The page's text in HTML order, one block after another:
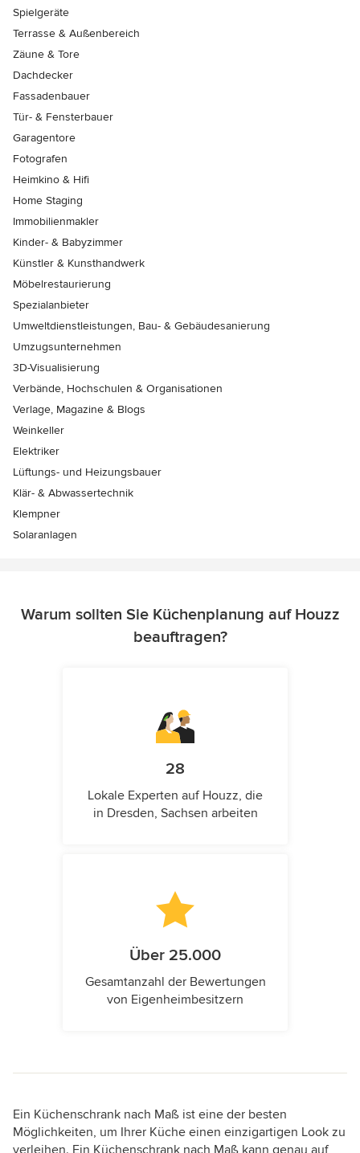
Spielgeräte
Terrasse & Außenbereich
Zäune & Tore
Dachdecker
Fassadenbauer
Tür- & Fensterbauer
Garagentore
Fotografen
Heimkino & Hifi
Home Staging
Immobilienmakler
Kinder- & Babyzimmer
Künstler & Kunsthandwerk
Möbelrestaurierung
Spezialanbieter
Umweltdienstleistungen, Bau- & Gebäudesanierung
Umzugsunternehmen
3D-Visualisierung
Verbände, Hochschulen & Organisationen
Verlage, Magazine & Blogs
Weinkeller
Elektriker
Lüftungs- und Heizungsbauer
Klär- & Abwassertechnik
Klempner
Solaranlagen
Warum sollten Sie Küchenplanung auf Houzz
beauftragen?
28
Lokale Experten auf Houzz, die
in Dresden, Sachsen arbeiten
Über 25.000
Gesamtanzahl der Bewertungen
von Eigenheimbesitzern
Ein Küchenschrank nach Maß ist eine der besten
Möglichkeiten, um Ihrer Küche einen einzigartigen Look zu